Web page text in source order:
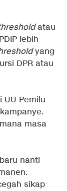
atau
lebih
yang
DPR atau
UU Pemilu
masa
nanti
sikap